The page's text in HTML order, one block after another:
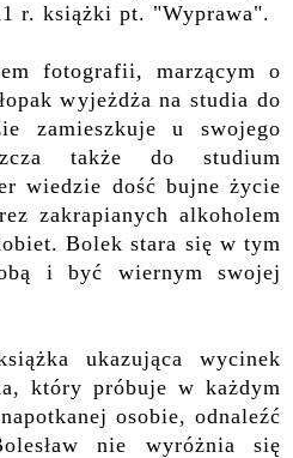
r. książki pt. "Wyprawa".
fotografii, marzącym o
wyjeżdża na studia do
zamieszkuje u swojego
także do studium
wiedzie dość bujne życie
zakrapianych alkoholem
Bolek stara się w tym
i być wiernym swojej
ukazująca wycinek
który próbuje w każdym
osobie, odnaleźć
nie wyróżnia się